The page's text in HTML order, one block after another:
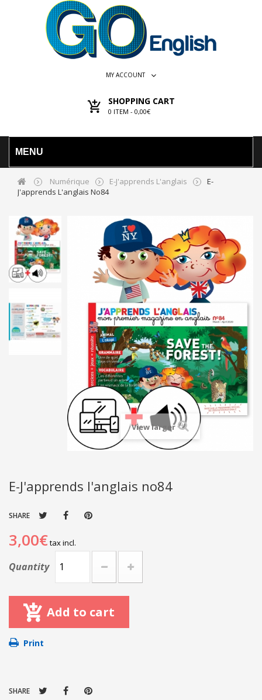
MY ACCOUNT
SHOPPING CART
0 ITEM - 0,00€
MENU
Numérique E-J'apprends L'anglais
E-
J'apprends L'anglais No84
View larger
E-J'apprends l'anglais no84
SHARE
3,00€tax incl.
Quantity
Add to cart
Print
SHARE